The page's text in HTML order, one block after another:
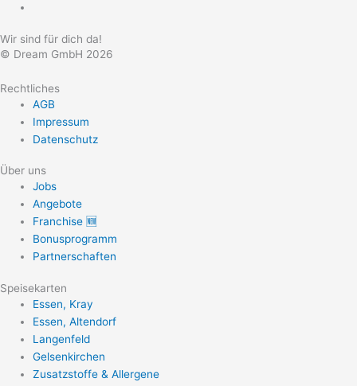
Wir sind für dich da!
© Dream GmbH 2026
Rechtliches
AGB
Impressum
Datenschutz
Über uns
Jobs
Angebote
Franchise 🆕
Bonusprogramm
Partnerschaften
Speisekarten
Essen, Kray
Essen, Altendorf
Langenfeld
Gelsenkirchen
Zusatzstoffe & Allergene